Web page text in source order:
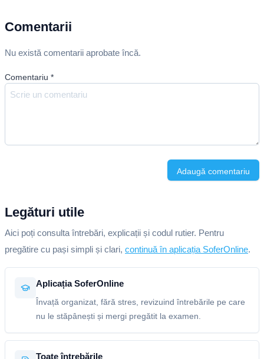
Comentarii
Nu există comentarii aprobate încă.
Comentariu *
Adaugă comentariu
Legături utile
Aici poți consulta întrebări, explicații și codul rutier. Pentru
pregătire cu pași simpli și clari, continuă în aplicația SoferOnline.
Aplicația SoferOnline
Învață organizat, fără stres, revizuind întrebările pe care
nu le stăpânești și mergi pregătit la examen.
Toate întrebările